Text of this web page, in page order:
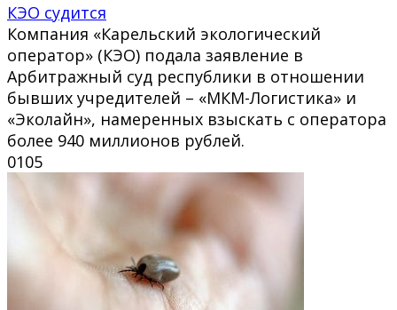
КЭО судится
Компания «Карельский экологический
оператор» (КЭО) подала заявление в
Арбитражный суд республики в отношении
бывших учредителей – «МКМ-Логистика» и
«Эколайн», намеренных взыскать с оператора
более 940 миллионов рублей.
0105